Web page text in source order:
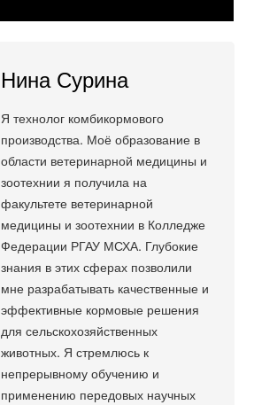
Нина Сурина
Я технолог комбикормового
производства. Моё образование в
области ветеринарной медицины и
зоотехнии я получила на
факультете ветеринарной
медицины и зоотехнии в Колледже
Федерации РГАУ МСХА. Глубокие
знания в этих сферах позволили
мне разрабатывать качественные и
эффективные кормовые решения
для сельскохозяйственных
животных. Я стремлюсь к
непрерывному обучению и
применению передовых научных